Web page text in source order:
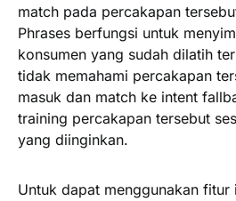
match pada percakapan
Phrases berfungsi untuk
konsumen yang sudah dilatih
tidak memahami percakapan
masuk dan match ke intent
training percakapan tersebut
yang diinginkan.
Untuk dapat menggunakan fitur